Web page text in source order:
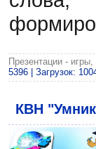
Презентации -
5396 | Загрузок:
КВН